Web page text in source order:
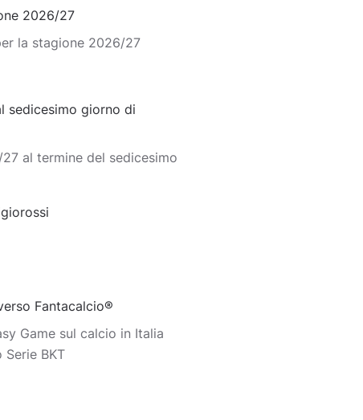
2026/27
la stagione 2026/27
sedicesimo giorno di
al termine del sedicesimo
Fantacalcio®
Game sul calcio in Italia
BKT